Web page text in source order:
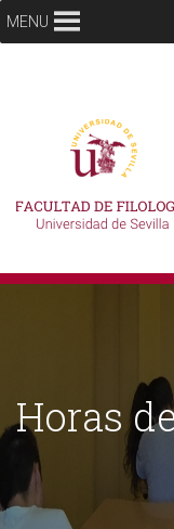
MENU
Horas